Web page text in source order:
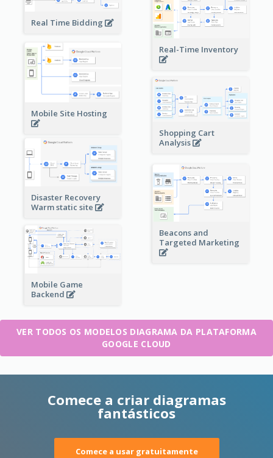
Real Time Bidding
Real-Time Inventory
Mobile Site Hosting
Shopping Cart
Analysis
Disaster Recovery
Warm static site
Beacons and
Targeted Marketing
Mobile Game
Backend
VER TODOS OS MODELOS DIAGRAMA DA PLATAFORMA
GOOGLE CLOUD
Comece a criar diagramas
fantásticos
Comece a usar gratuitamente